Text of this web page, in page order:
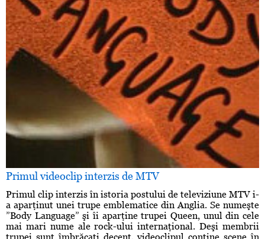
Primul videoclip interzis de MTV
Primul clip interzis în istoria postului de televiziune MTV i-
a aparţinut unei trupe emblematice din Anglia. Se numeşte
”Body Language” şi îi aparţine trupei Queen, unul din cele
mai mari nume ale rock-ului internaţional. Deşi membrii